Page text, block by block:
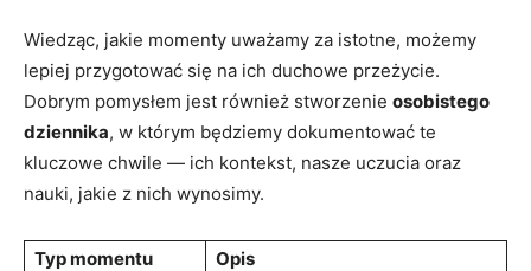
Wiedząc, jakie momenty uważamy za istotne, możemy
lepiej przygotować się ⁣na ich duchowe przeżycie.
Dobrym⁢ pomysłem jest również stworzenie osobistego
dziennika, w którym będziemy dokumentować te
kluczowe chwile — ich kontekst, nasze uczucia oraz
nauki, jakie z‌ nich wynosimy.
Typ momentu
Opis